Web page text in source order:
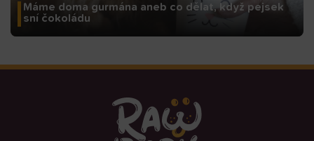
Máme doma gurmána aneb co dělat, když pejsek
sní čokoládu